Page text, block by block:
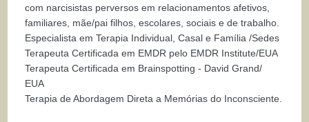
com narcisistas perversos em relacionamentos afetivos,
familiares, mãe/pai filhos, escolares, sociais e de trabalho.
Especialista em Terapia Individual, Casal e Família /Sedes
Terapeuta Certificada em EMDR pelo EMDR Institute/EUA
Terapeuta Certificada em Brainspotting - David Grand/
EUA
Terapia de Abordagem Direta a Memórias do Inconsciente.